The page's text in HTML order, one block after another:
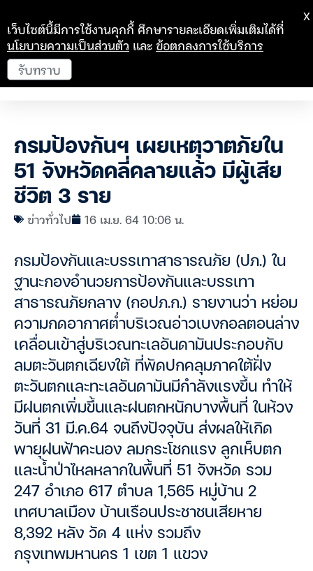
กรมป้องกันฯ เผยเหตุวาตภัยใน
51 จังหวัดคลี่คลายแล้ว มีผู้เสีย
ชีวิต 3 ราย
ข่าวทั่วไป 16 เม.ย. 64 10:06 น.
กรมป้องกันและบรรเทาสาธารณภัย (ปภ.) ใน
ฐานะกองอำนวยการป้องกันและบรรเทา
สาธารณภัยกลาง (กอปภ.ก.) รายงานว่า หย่อม
ความกดอากาศต่ำบริเวณอ่าวเบงกอลตอนล่าง
เคลื่อนเข้าสู่บริเวณทะเลอันดามันประกอบกับ
ลมตะวันตกเฉียงใต้ ที่พัดปกคลุมภาคใต้ฝั่ง
ตะวันตกและทะเลอันดามันมีกำลังแรงขึ้น ทำให้
มีฝนตกเพิ่มขึ้นและฝนตกหนักบางพื้นที่ ในห้วง
วันที่ 31 มี.ค.64 จนถึงปัจจุบัน ส่งผลให้เกิด
พายุฝนฟ้าคะนอง ลมกระโชกแรง ลูกเห็บตก
และน้ำป่าไหลหลากในพื้นที่ 51 จังหวัด รวม
247 อำเภอ 617 ตำบล 1,565 หมู่บ้าน 2
เทศบาลเมือง บ้านเรือนประชาชนเสียหาย
8,392 หลัง วัด 4 แห่ง รวมถึง
กรุงเทพมหานคร 1 เขต 1 แขวง
เว็บไซต์นี้มีการใช้งานคุกกี้ ศึกษารายละเอียดเพิ่มเติมได้ที่
นโยบายความเป็นส่วนตัว และข้อตกลงการใช้บริการ
รับทราบ
X